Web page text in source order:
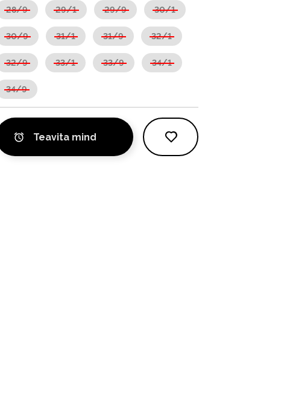
28/9 29/1 29/9 30/1
30/9 31/1 31/9 32/1
32/9 33/1 33/9 34/1
34/9
Teavita mind